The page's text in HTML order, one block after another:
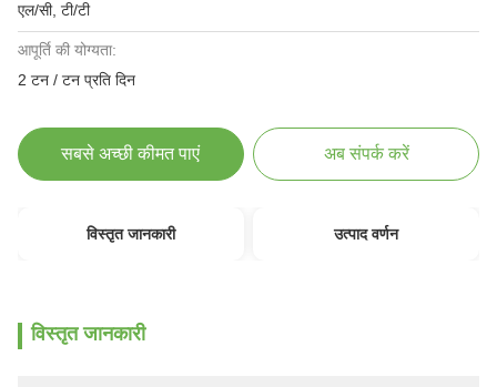
एल/सी, टी/टी
आपूर्ति की योग्यता:
2 टन / टन प्रति दिन
सबसे अच्छी कीमत पाएं अब संपर्क करें
विस्तृत जानकारी उत्पाद वर्णन
विस्तृत जानकारी